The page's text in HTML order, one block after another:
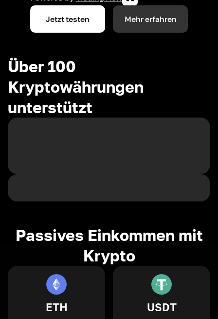
Jetzt testen Mehr erfahren
Über 100
Kryptowährungen
unterstützt
Passives Einkommen mit
Krypto
ETH USDT